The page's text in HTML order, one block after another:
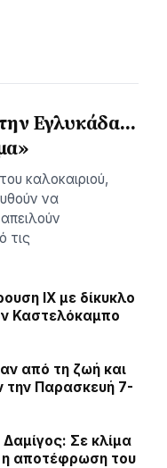
Εγλυκάδα…
καλοκαιριού,
να
τις
ΙΧ με δίκυκλο
Καστελόκαμπο
από τη ζωή και
την Παρασκευή 7-
Σε κλίμα
η αποτέφρωση του